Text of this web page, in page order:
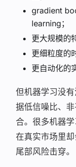
gradient
learning；
更大规模的
更细粒度的
更自动化的
但机器学习没
据低信噪比、
合。很多机器
在真实市场里
尾部风险击穿。